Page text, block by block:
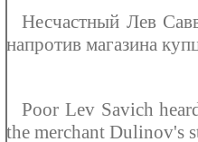
Несчастный Лев
напротив магазина
Poor Lev Savich
the merchant Dulinov's